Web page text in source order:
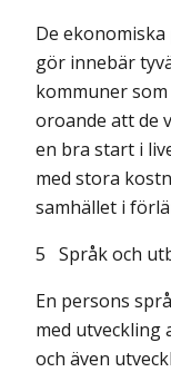
De
gör innebär
kommuner
oroande att de
en bra start i
med stora
samhället i
5 Språk och
En persons
med utveckling
och även